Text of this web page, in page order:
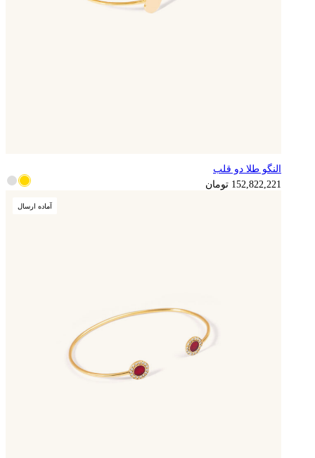
النگو طلا دو قلب
152,822,221 تومان
آماده ارسال